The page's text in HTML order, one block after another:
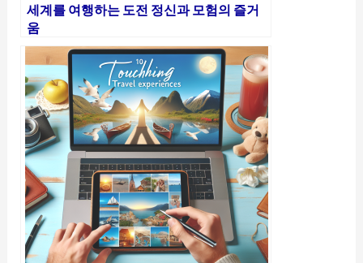
세계를 여행하는 도전 정신과 모험의 즐거
움